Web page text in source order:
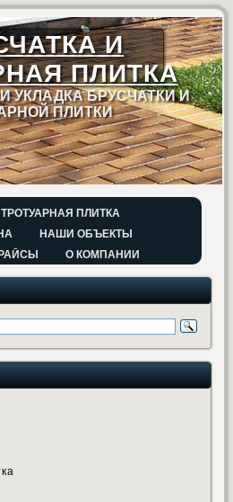
И
ПЛИТКА
УКЛАДКА БРУСЧАТКИ И
ПЛИТКИ
ТРОТУАРНАЯ ПЛИТКА
НАШИ ОБЪЕКТЫ
О КОМПАНИИ